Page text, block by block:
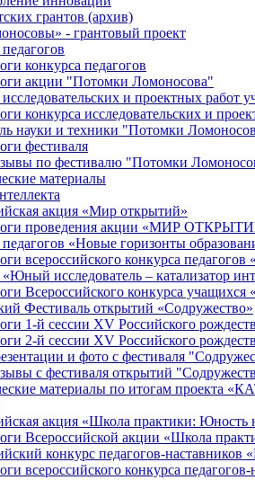
грантов (архив)
- грантовый проект
конкурса педагогов
акции "Потомки Ломоносова"
и проектных работ
конкурса исследовательских и
науки и техники "Потомки
фестиваля
по фестивалю "Потомки
материалы
акция «Мир открытий»
проведения акции «МИР
«Новые горизонты
всероссийского конкурса
исследователь – катализатор
Всероссийского конкурса учащихся
Фестиваль открытий «Содружество»
1-й сессии XV Российского
2-й сессии XV Российского
и фото с фестиваля
с фестиваля открытий
материалы по итогам
акция «Школа практики: Юность
Всероссийской акции «Школа
конкурс педагогов-наставников
всероссийского конкурса